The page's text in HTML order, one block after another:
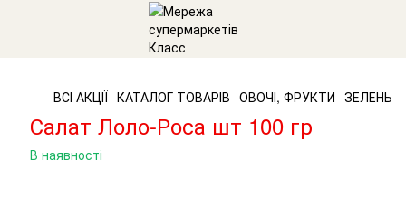
ВСІ АКЦІЇ КАТАЛОГ ТОВАРІВ ОВОЧІ, ФРУКТИ
Салат Лоло-Роса шт 100 гр
В наявності